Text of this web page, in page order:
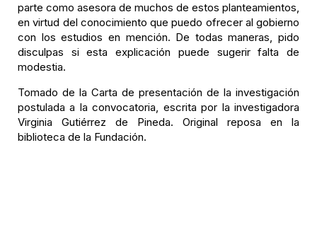
parte como asesora de muchos de estos planteamientos,
en virtud del conocimiento que puedo ofrecer al gobierno
con los estudios en mención. De todas maneras, pido
disculpas si esta explicación puede sugerir falta de
modestia.
Tomado de la Carta de presentación de la investigación
postulada a la convocatoria, escrita por la investigadora
Virginia Gutiérrez de Pineda. Original reposa en la
biblioteca de la Fundación.